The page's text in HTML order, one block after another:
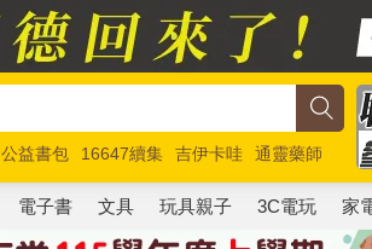
公益書包 16647續集 吉伊卡哇
通靈藥師
玩具總動員5 超慢跑
電子書 文具 玩具親子 3C電玩 家